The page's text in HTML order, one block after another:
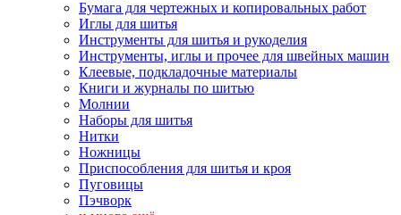
Бумага для чертежных и копировальных работ
Иглы для шитья
Инструменты для шитья и рукоделия
Инструменты, иглы и прочее для швейных машин
Клеевые, подкладочные материалы
Книги и журналы по шитью
Молнии
Наборы для шитья
Нитки
Ножницы
Приспособления для шитья и кроя
Пуговицы
Пэчворк